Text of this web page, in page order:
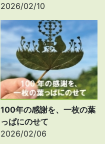
2026/02/10
100年の感謝を、一枚の葉
っぱにのせて
2026/02/06